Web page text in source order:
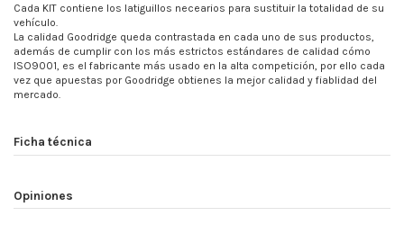
Cada KIT contiene los latiguillos necearios para sustituir la totalidad de su
vehículo.
La calidad Goodridge queda contrastada en cada uno de sus productos,
además de cumplir con los más estrictos estándares de calidad cómo
ISO9001, es el fabricante más usado en la alta competición, por ello cada
vez que apuestas por Goodridge obtienes la mejor calidad y fiablidad del
mercado.
Ficha técnica
Opiniones